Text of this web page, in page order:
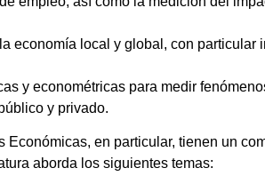
economía local y global, con particular
y econométricas para medir
y privado.
Económicas, en particular, tienen un
aborda los siguientes temas: